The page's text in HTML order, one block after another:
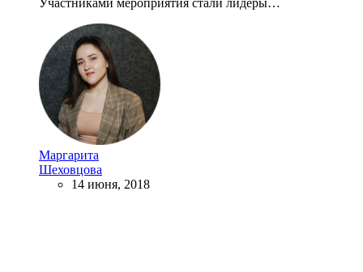
Маргарита
Шеховцова
14 июня, 2018